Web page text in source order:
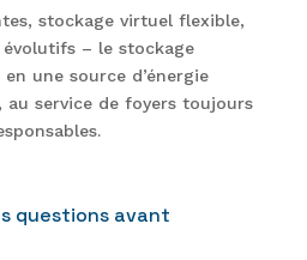
stockage virtuel flexible,
– le stockage
une source d’énergie
service de foyers toujours
questions avant